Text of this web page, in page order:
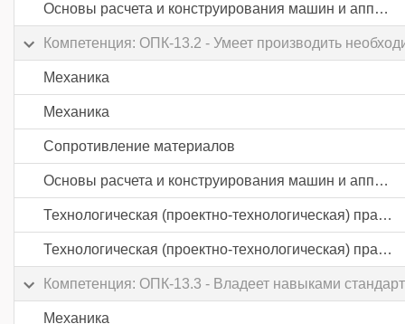
Основы расчета и конструирования машин и аппаратов
Компетенция: ОПК-13.2 - Умеет производить
Механика
Механика
Сопротивление материалов
Основы расчета и конструирования машин и аппаратов
Технологическая (проектно-технологическая) практика
Технологическая (проектно-технологическая) практика
Компетенция: ОПК-13.3 - Владеет навыками
Механика